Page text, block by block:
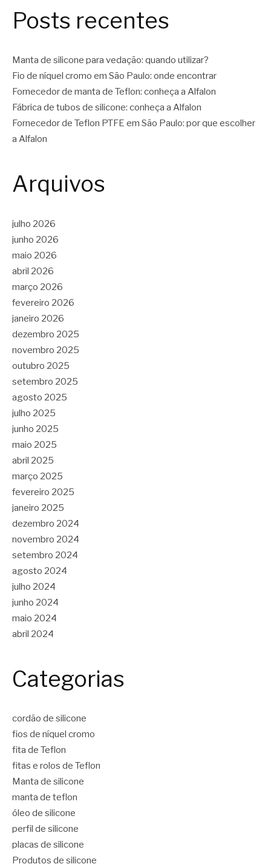
Posts recentes
Manta de silicone para vedação: quando utilizar?
Fio de níquel cromo em São Paulo: onde encontrar
Fornecedor de manta de Teflon: conheça a Alfalon
Fábrica de tubos de silicone: conheça a Alfalon
Fornecedor de Teflon PTFE em São Paulo: por que escolher
a Alfalon
Arquivos
julho 2026
junho 2026
maio 2026
abril 2026
março 2026
fevereiro 2026
janeiro 2026
dezembro 2025
novembro 2025
outubro 2025
setembro 2025
agosto 2025
julho 2025
junho 2025
maio 2025
abril 2025
março 2025
fevereiro 2025
janeiro 2025
dezembro 2024
novembro 2024
setembro 2024
agosto 2024
julho 2024
junho 2024
maio 2024
abril 2024
Categorias
cordão de silicone
fios de níquel cromo
fita de Teflon
fitas e rolos de Teflon
Manta de silicone
manta de teflon
óleo de silicone
perfil de silicone
placas de silicone
Produtos de silicone